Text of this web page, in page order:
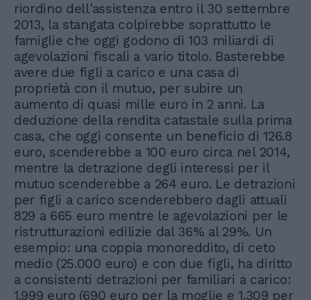
riordino dell'assistenza entro il 30 settembre
2013, la stangata colpirebbe soprattutto le
famiglie che oggi godono di 103 miliardi di
agevolazioni fiscali a vario titolo. Basterebbe
avere due figli a carico e una casa di
proprietà con il mutuo, per subire un
aumento di quasi mille euro in 2 anni. La
deduzione della rendita catastale sulla prima
casa, che oggi consente un beneficio di 126.8
euro, scenderebbe a 100 euro circa nel 2014,
mentre la detrazione degli interessi per il
mutuo scenderebbe a 264 euro. Le detrazioni
per figli a carico scenderebbero dagli attuali
829 a 665 euro mentre le agevolazioni per le
ristrutturazioni edilizie dal 36% al 29%. Un
esempio: una coppia monoreddito, di ceto
medio (25.000 euro) e con due figli, ha diritto
a consistenti detrazioni per familiari a carico:
1.999 euro (690 euro per la moglie e 1.309 per